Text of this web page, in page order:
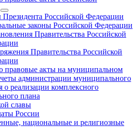
Президента Российской Федерации
законы Российской Федерации
Правительства Российской
Правительства Российской
правовые акты на муниципальном
администрации муниципального
о реализации комплексного
плана
славы
России
национальные и религиозные